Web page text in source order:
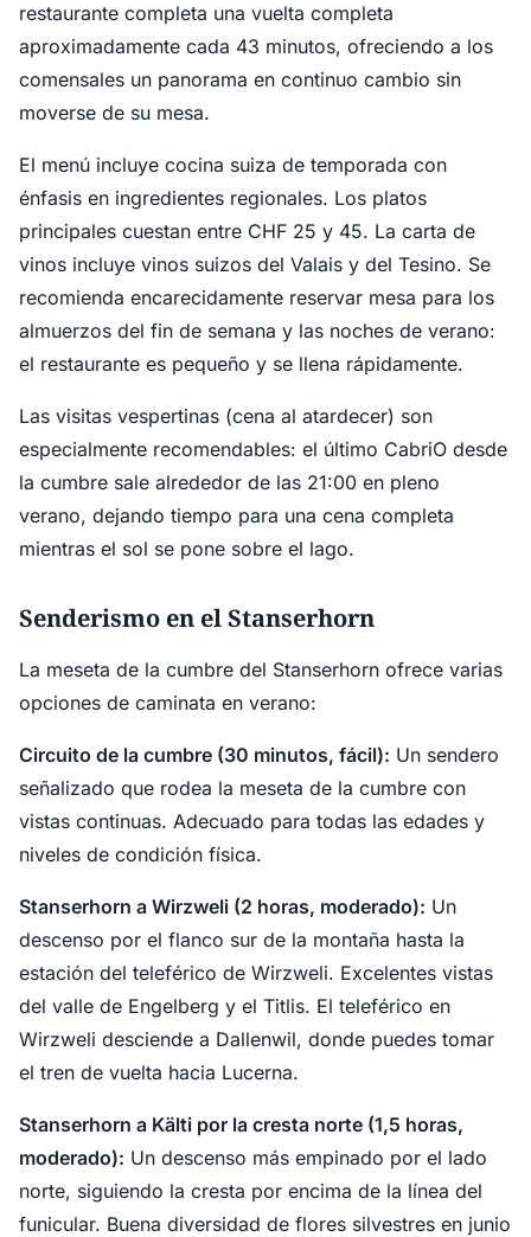
restaurante completa una vuelta completa
aproximadamente cada 43 minutos, ofreciendo a los
comensales un panorama en continuo cambio sin
moverse de su mesa.
El menú incluye cocina suiza de temporada con
énfasis en ingredientes regionales. Los platos
principales cuestan entre CHF 25 y 45. La carta de
vinos incluye vinos suizos del Valais y del Tesino. Se
recomienda encarecidamente reservar mesa para los
almuerzos del fin de semana y las noches de verano:
el restaurante es pequeño y se llena rápidamente.
Las visitas vespertinas (cena al atardecer) son
especialmente recomendables: el último CabriO desde
la cumbre sale alrededor de las 21:00 en pleno
verano, dejando tiempo para una cena completa
mientras el sol se pone sobre el lago.
Senderismo en el Stanserhorn
La meseta de la cumbre del Stanserhorn ofrece varias
opciones de caminata en verano:
Circuito de la cumbre (30 minutos, fácil): Un sendero
señalizado que rodea la meseta de la cumbre con
vistas continuas. Adecuado para todas las edades y
niveles de condición física.
Stanserhorn a Wirzweli (2 horas, moderado): Un
descenso por el flanco sur de la montaña hasta la
estación del teleférico de Wirzweli. Excelentes vistas
del valle de Engelberg y el Titlis. El teleférico en
Wirzweli desciende a Dallenwil, donde puedes tomar
el tren de vuelta hacia Lucerna.
Stanserhorn a Kälti por la cresta norte (1,5 horas,
moderado): Un descenso más empinado por el lado
norte, siguiendo la cresta por encima de la línea del
funicular. Buena diversidad de flores silvestres en junio